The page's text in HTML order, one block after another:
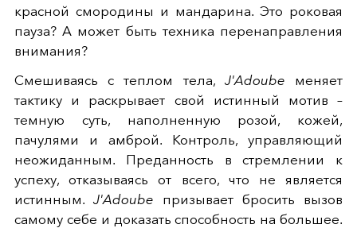
красной смородины и мандарина. Это роковая
пауза? А может быть техника перенаправления
внимания?
Смешиваясь с теплом тела, J'Adoube меняет
тактику и раскрывает свой истинный мотив –
темную суть, наполненную розой, кожей,
пачулями и амброй. Контроль, управляющий
неожиданным. Преданность в стремлении к
успеху, отказываясь от всего, что не является
истинным. J'Adoube призывает бросить вызов
самому себе и доказать способность на большее.